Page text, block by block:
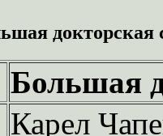
докторская
Большая
Карел